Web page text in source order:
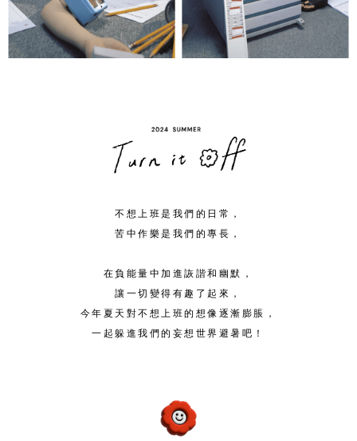
不想上班是我們的日常，
苦中作樂是我們的專長，
在負能量中加進詼諧和幽默，
讓一切變得有趣了起來，
今年夏天對不想上班的想像逐漸膨脹，
一起躲進我們的妄想世界避暑吧！